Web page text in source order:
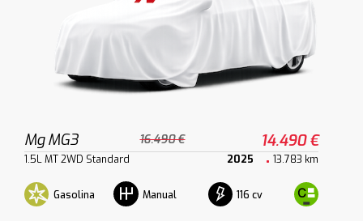
Mg MG3 16.490 € 14.490 €
1.5L MT 2WD Standard 2025 13.783 km
Gasolina Manual 116 cv